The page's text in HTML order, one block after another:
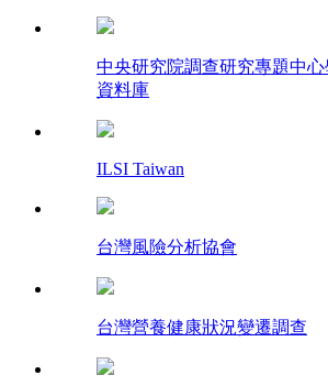
中央研究院調查研究專題中
資料庫
ILSI Taiwan
台灣風險分析協會
台灣營養健康狀況變遷調查